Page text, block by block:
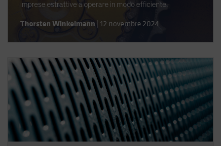
imprese estrattive a operare in modo efficiente.
Thorsten Winkelmann 12 novembre 2024